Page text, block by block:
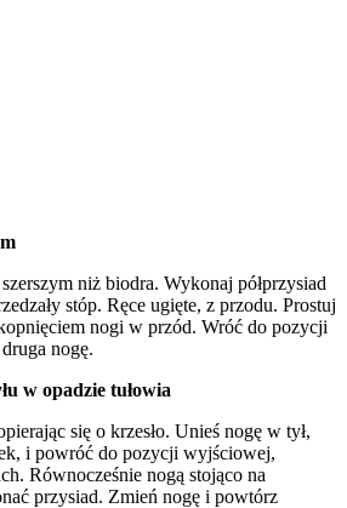
niż biodra. Wykonaj półprzysiad
stóp. Ręce ugięte, z przodu. Prostuj
nogi w przód. Wróć do pozycji
nogę.
w opadzie tułowia
się o krzesło. Unieś nogę w tył,
i powróć do pozycji wyjściowej,
Równocześnie nogą stojąco na
przysiad. Zmień nogę i powtórz